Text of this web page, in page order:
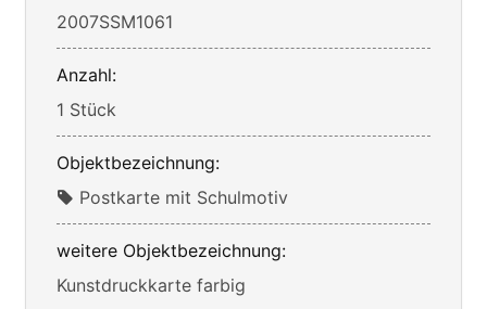
2007SSM1061
Anzahl:
1 Stück
Objektbezeichnung:
Postkarte mit Schulmotiv
weitere Objektbezeichnung:
Kunstdruckkarte farbig